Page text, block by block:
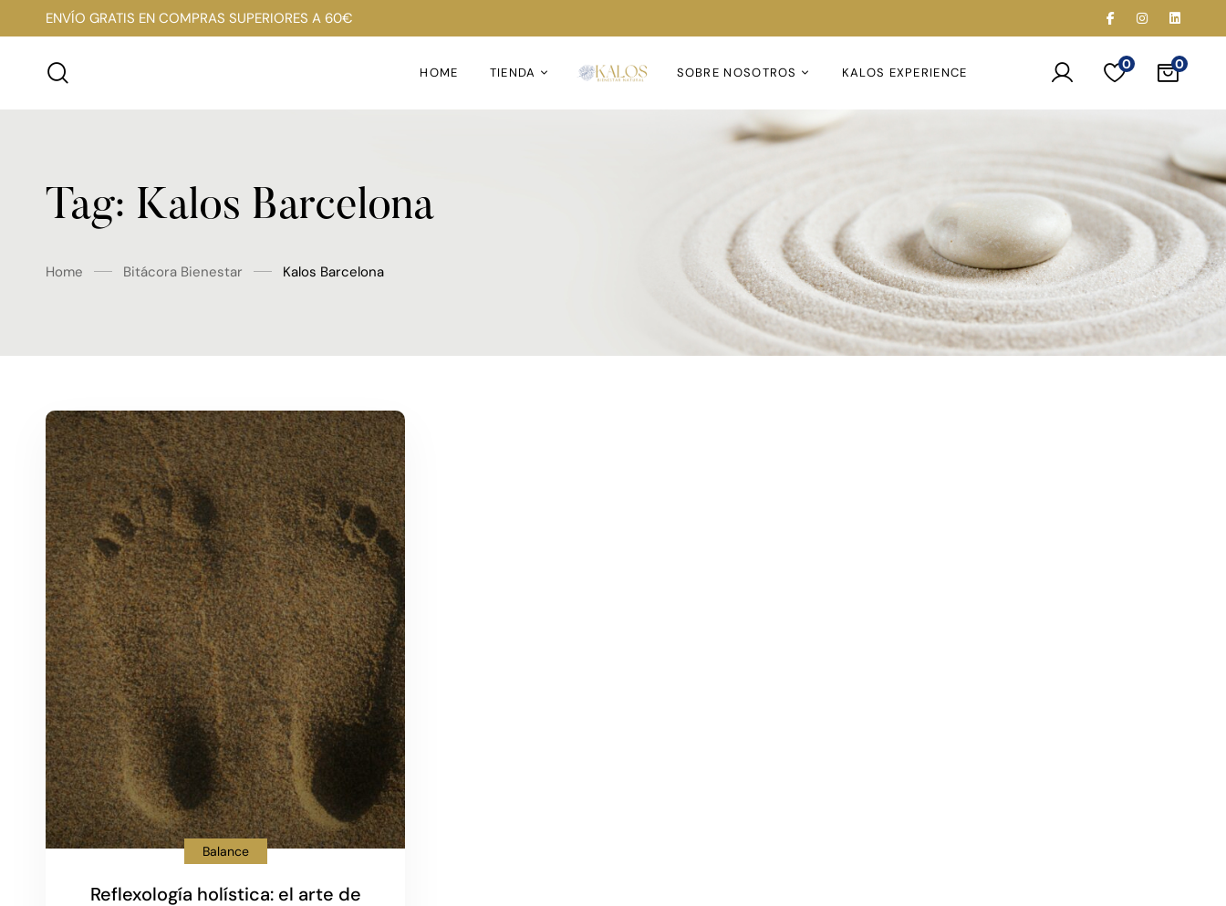
ENVÍO GRATIS EN COMPRAS SUPERIORES A 60€
HOME TIENDA SOBRE NOSOTROS KALOS EXPERIENCE
0
Tag: Kalos Barcelona
Home Bitácora Bienestar Kalos Barcelona
Balance
Reflexología holística: el arte de